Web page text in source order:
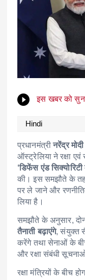
इस खबर को
प्रधानमंत्रीनरेंद्र मोदी
ऑस्ट्रेलिया ने रक्षा
‘डिफेंस एंड
की। इस समझौते के
पर ले जाने और
लिया है।
समझौते के अनुसार,
तैनाती बढ़ाएंगे, संयुक्त
करेंगे तथा सेनाओं के
और रक्षा संबंधी
रक्षा मंत्रियों के बीच